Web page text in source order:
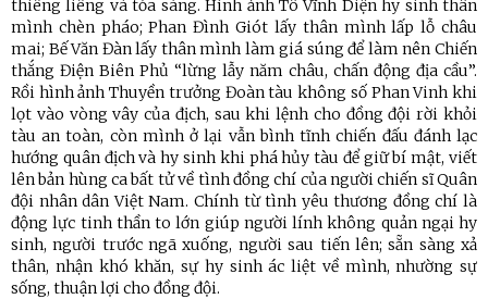
thiêng liêng và tỏa sáng. Hình ảnh Tô Vĩnh Diện hy sinh thân
mình chèn pháo; Phan Đình Giót lấy thân mình lấp lỗ châu
mai; Bế Văn Đàn lấy thân mình làm giá súng để làm nên Chiến
thắng Điện Biên Phủ “lừng lẫy năm châu, chấn động địa cầu”.
Rồi hình ảnh Thuyền trưởng Đoàn tàu không số Phan Vinh khi
lọt vào vòng vây của địch, sau khi lệnh cho đồng đội rời khỏi
tàu an toàn, còn mình ở lại vẫn bình tĩnh chiến đấu đánh lạc
hướng quân địch và hy sinh khi phá hủy tàu để giữ bí mật, viết
lên bản hùng ca bất tử về tình đồng chí của người chiến sĩ Quân
đội nhân dân Việt Nam. Chính từ tình yêu thương đồng chí là
động lực tinh thần to lớn giúp người lính không quản ngại hy
sinh, người trước ngã xuống, người sau tiến lên; sẵn sàng xả
thân, nhận khó khăn, sự hy sinh ác liệt về mình, nhường sự
sống, thuận lợi cho đồng đội.